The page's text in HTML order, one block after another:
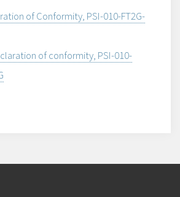
of Conformity, PSI-010-FT2G-
of conformity, PSI-010-